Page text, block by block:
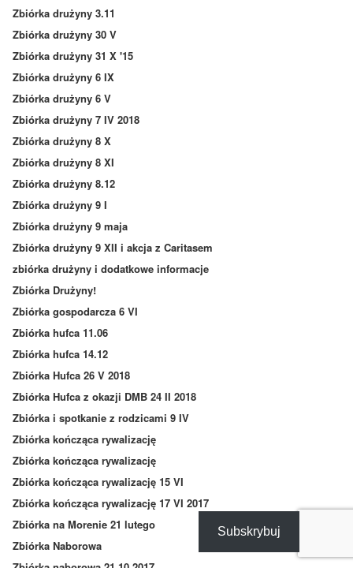
Zbiórka drużyny 3.11
Zbiórka drużyny 30 V
Zbiórka drużyny 31 X '15
Zbiórka drużyny 6 IX
Zbiórka drużyny 6 V
Zbiórka drużyny 7 IV 2018
Zbiórka drużyny 8 X
Zbiórka drużyny 8 XI
Zbiórka drużyny 8.12
Zbiórka drużyny 9 I
Zbiórka drużyny 9 maja
Zbiórka drużyny 9 XII i akcja z Caritasem
zbiórka drużyny i dodatkowe informacje
Zbiórka Drużyny!
Zbiórka gospodarcza 6 VI
Zbiórka hufca 11.06
Zbiórka hufca 14.12
Zbiórka Hufca 26 V 2018
Zbiórka Hufca z okazji DMB 24 II 2018
Zbiórka i spotkanie z rodzicami 9 IV
Zbiórka kończąca rywalizację
Zbiórka kończąca rywalizację
Zbiórka kończąca rywalizację 15 VI
Zbiórka kończąca rywalizację 17 VI 2017
Zbiórka na Morenie 21 lutego
Zbiórka Naborowa
Subskrybuj